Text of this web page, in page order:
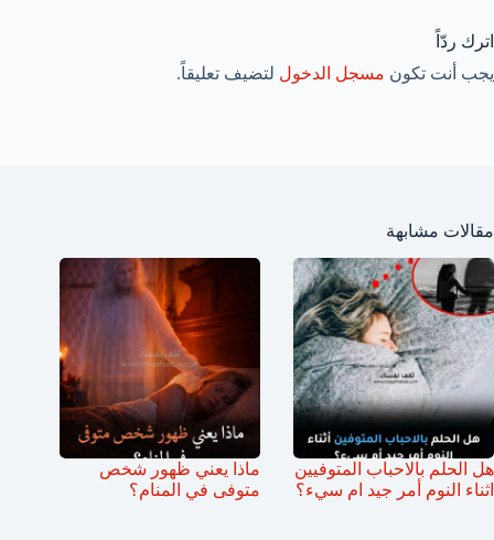
اترك ردّاً
يجب أنت تكون مسجل الدخول لتضيف تعليقاً.
مقالات مشابهة
هل الحلم بالاحباب المتوفيين
اثناء النوم أمر جيد ام سيء؟
ماذا يعني ظهور شخص
متوفى في المنام؟